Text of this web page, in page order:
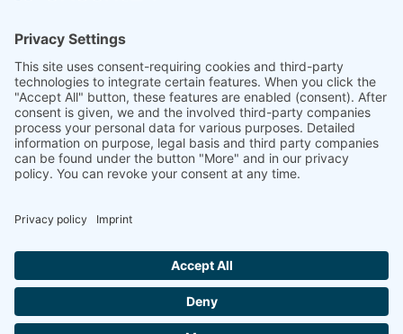
Контакт
Выходные данные
Отказ от ответственности
Общие деловые условия
Copyright © 2025 altAIRnative GmbH | Alle Rechte